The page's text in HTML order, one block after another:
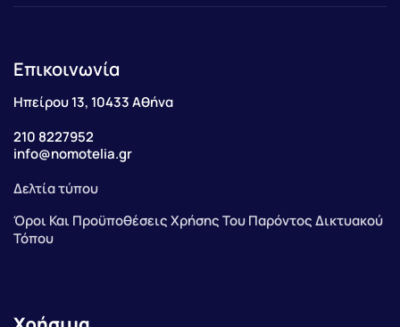
Επικοινωνία
Ηπείρου 13, 10433 Αθήνα
210 8227952
info@nomotelia.gr
Δελτία τύπου
Όροι Και Προϋποθέσεις Χρήσης Του Παρόντος Δικτυακού
Τόπου